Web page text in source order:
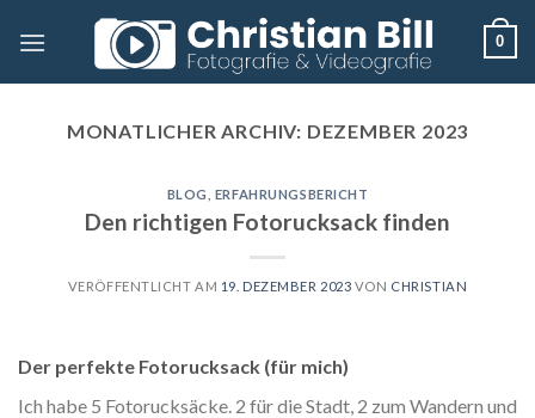
0
MONATLICHER ARCHIV: DEZEMBER 2023
BLOG ERFAHRUNGSBERICHT
Den richtigen Fotorucksack finden
VERÖFFENTLICHT AM 19. DEZEMBER 2023 VON CHRISTIAN
Der perfekte Fotorucksack (für mich)
Ich habe 5 Fotorucksäcke. 2 für die Stadt, 2 zum Wandern und